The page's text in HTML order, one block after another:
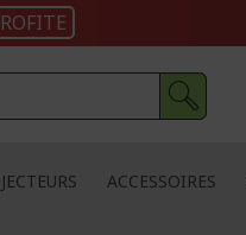
ACCESSOIRES